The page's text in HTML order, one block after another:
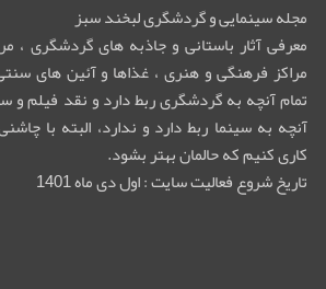
مجله سینمایی و گردشگری لبخند سبز
معرفی آثار باستانی و جاذبه های گردشگری ،
مراکز فرهنگی و هنری ، غذاها و آئین های
تمام آنچه به گردشگری ربط دارد و نقد فیلم و
آنچه به سینما ربط دارد و ندارد، البته با
کاری کنیم که حالمان بهتر بشود.
تاریخ شروع فعالیت سایت : اول دی ماه 1401